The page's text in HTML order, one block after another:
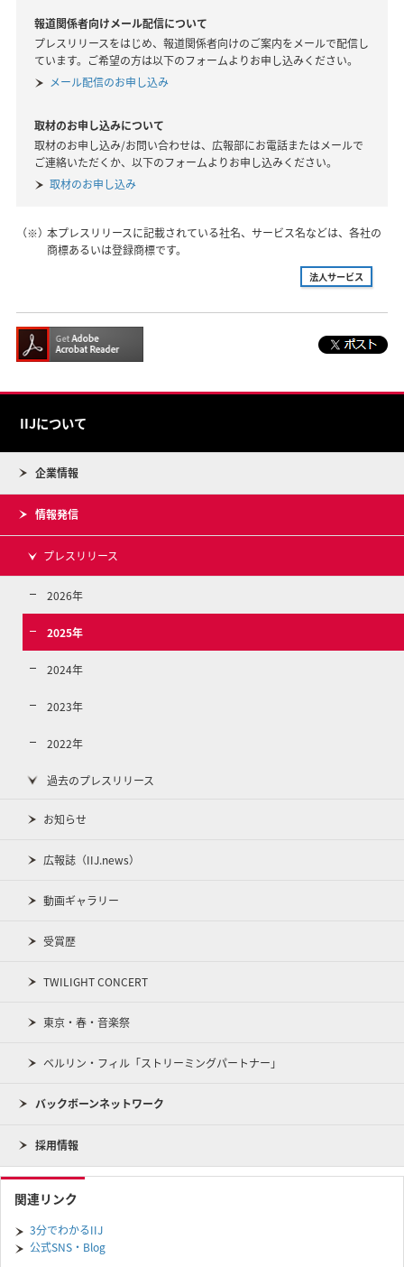
報道関係者向けメール配信について
プレスリリースをはじめ、報道関係者向けのご案内をメールで配信し
ています。ご希望の方は以下のフォームよりお申し込みください。
メール配信のお申し込み
取材のお申し込みについて
取材のお申し込み/お問い合わせは、広報部にお電話またはメールで
ご連絡いただくか、以下のフォームよりお申し込みください。
取材のお申し込み
（※）本プレスリリースに記載されている社名、サービス名などは、各社の
商標あるいは登録商標です。
法人サービス
IIJについて
企業情報
情報発信
プレスリリース
2026年
2025年
2024年
2023年
2022年
過去のプレスリリース
お知らせ
広報誌（IIJ.news）
動画ギャラリー
受賞歴
TWILIGHT CONCERT
東京・春・音楽祭
ベルリン・フィル「ストリーミングパートナー」
バックボーンネットワーク
採用情報
関連リンク
3分でわかるIIJ
公式SNS・Blog